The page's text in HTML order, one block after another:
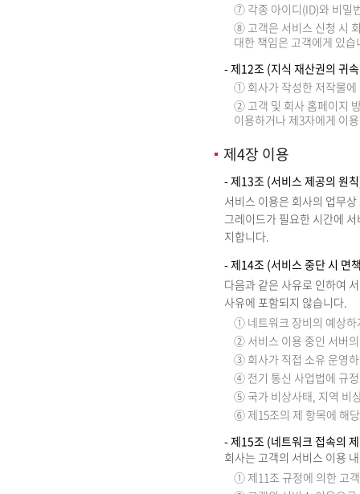
⑦ 각종 아이디(ID)와 비밀
⑧ 고객은 서비스 신청 시
대한 책임은 고객에게 있습
- 제12조 (지식 재산권의 귀
① 회사가 작성한 저작물에
② 고객 및 회사 홈페이지
이용하거나 제3자에게 이
제4장 이용
- 제13조 (서비스 제공의 원
서비스 이용은 회사의 업무
그레이드가 필요한 시간에
지합니다.
- 제14조 (서비스 중단 시 면
다음과 같은 사유로 인하여
사유에 포함되지 않습니다.
① 네트워크 장비의 예상하
② 서비스 이용 중인 서버
③ 회사가 직접 소유 운영
④ 전기 통신 사업법에 규
⑤ 국가 비상사태, 지역 비
⑥ 제15조의 제 항목에 해
- 제15조 (네트워크 접속의
회사는 고객의 서비스 이용
① 제11조 규정에 의한 고